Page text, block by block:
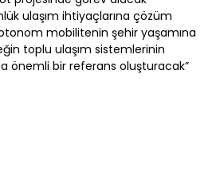
ulaşım ihtiyaçlarına çözüm
mobilitenin şehir yaşamına
toplu ulaşım sistemlerinin
önemli bir referans oluşturacak”